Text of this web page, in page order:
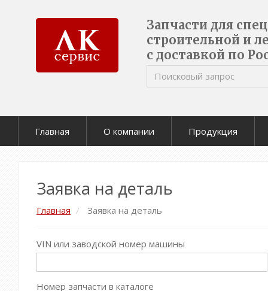
Запчасти для
строительной и
с доставкой по
Главная О компании Продукция
Заявка на деталь
Главная Заявка на деталь
VIN или заводской номер машины
Номер запчасти в каталоге